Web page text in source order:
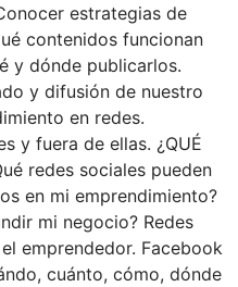
estrategias de
contenidos funcionan
y dónde publicarlos.
y difusión de nuestro
en redes.
y fuera de ellas. ¿QUÉ
redes sociales pueden
en mi emprendimiento?
mi negocio? Redes
emprendedor. Facebook
cuánto, cómo, dónde